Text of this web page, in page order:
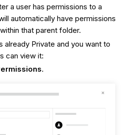
a user has permissions to a
automatically have permissions
that parent folder.
already Private and you want to
can view it:
.